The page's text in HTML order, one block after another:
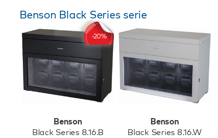
Benson Black Series serie
Benson
Black Series 8.16.B
Benson
Black Series 8.16.W